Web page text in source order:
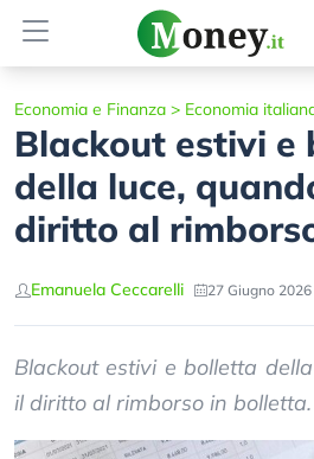
Economia e Finanza > Economia
Blackout estivi e
della luce,
diritto al
Emanuela Ceccarelli 27 Giugno
Blackout estivi e bolletta
il diritto al rimborso in bolletta.